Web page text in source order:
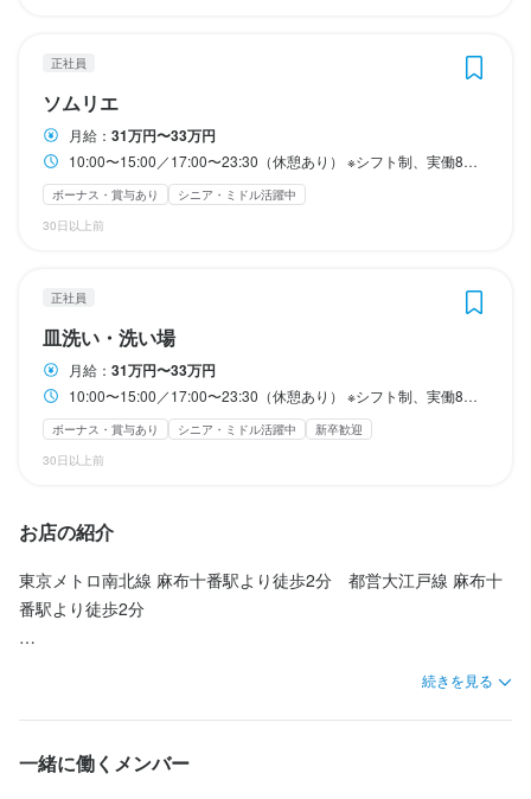
正社員
ソムリエ
月給： 31万円〜33万円
10:00〜15:00／17:00〜23:30（休憩あり） ※シフト制、実働8時間 ◎終電考慮いたします、ご安心ください！ ※プライベートや自分の時間を大切に・・・！ ディナーアップやランチアップなどの制度も取り入れており、 なるべく従業員がプライベートと両立出来る仕組みを常に考えております！
ボーナス・賞与あり
シニア・ミドル活躍中
30日以上前
正社員
皿洗い・洗い場
月給： 31万円〜33万円
10:00〜15:00／17:00〜23:30（休憩あり） ※シフト制、実働8時間 ◎終電考慮いたします、ご安心ください！ ※プライベートや自分の時間を大切に・・・！ ディナーアップやランチアップなどの制度も取り入れており、 なるべく従業員がプライベートと両立出来る仕組みを常に考えております！
ボーナス・賞与あり シニア・ミドル活躍中
新卒歓迎
30日以上前
お店の紹介
東京メトロ南北線 麻布十番駅より徒歩2分　都営大江戸線 麻布十
番駅より徒歩2分
名店が多いこの街で、あなたの潜在能力を存分に発揮してみませ
んか？
その挑戦が、自分自身の未来の価値をどんどん引き上げていくで
続きを見る
一緒に働くメンバー
■有給休暇
■年末年始休暇（6日間）
■お盆休暇（３日間）
■冠婚葬祭希望休暇
■誕生日希望休暇
す！
プライベートが充実してこそだと思っているので休む時は休んで
仕事で活躍してください！
月8日以上休みあり 夏季休暇あり
待遇
◆各種社会保険完備
◆交通費全額支給（上限3万円）
◆昇給随時
◆賞与年2回（2月／8月）
【手当】
◆家族手当（扶養家族1名につき月額3,000円）
◆近隣住宅手当（月額20,000円〜30,000円）※社内規定による
◆近隣住宅引っ越し支援制度（150,000円〜180,000円支給）※社
独立実績あり
特徴
未経験者歓迎 新卒歓迎
第二新卒歓迎
シニア・ミドル活躍中
女性活躍中 ブランクOK
採用予定10名以上
仕事内容
ニューヨークでフランス人がビストロをOPENしたら。がテーマ
のお洒落な空間は
アンティークとモダンが交差する空間。
そこでワインや接客、食材の知識を学びながら
賄いも本当に美味しく。テンションが上がりますよ！
スタッフも皆やさしく、明るいです。そんな仲間達と一緒に、
スキルを活かして、積極的に動いていただける環境です。
も可能です。
■有給休暇
■年末年始休暇（6日間）
■お盆休暇（３日間）
■冠婚葬祭希望休暇
■誕生日希望休暇
す！
プライベートが充実してこそだと思っているので休む時は休んで
仕事で活躍してください！
月8日以上休みあり 夏季休暇あり
待遇
◆各種社会保険完備
◆交通費全額支給（上限3万円）
◆昇給随時
◆賞与年2回（2月／8月）
【手当】
◆家族手当（扶養家族1名につき月額3,000円）
◆近隣住宅手当（月額20,000円〜30,000円）※社内規定による
◆近隣住宅引っ越し支援制度（150,000円〜180,000円支給）※社
特徴
学歴不問 未経験者歓迎 独立希望者歓迎 新卒歓迎
第二新卒歓迎
ブランクOK
駅チカ(徒歩5分以内)
採用予定10名以上
応募者全員と面接 面接1回
東京カレンダーにて「麻布の名店5軒」に選ばれたカジュアルビス
トロで
本格的な料理・食材の知識を学んでいただけます。
ライブ感がある、オープンキッチンにて
様々な見分のある宇喜多シェフと一緒に料理の基礎から
積極的に動いていただける環境です。
レベルに合わせてお任せするので、基礎から身につけていくこと
も可能です。
糧になるスキルを身に付けることができる環境に恵まれていま
■有給休暇
■年末年始休暇（6日間）
■お盆休暇（３日間）
■冠婚葬祭希望休暇
■誕生日希望休暇
す！
プライベートが充実してこそだと思っているので休む時は休んで
仕事で活躍してください！
月8日以上休みあり 夏季休暇あり
待遇
◆各種社会保険完備
◆交通費全額支給（上限3万円）
◆昇給随時
◆賞与年2回（2月／8月）
【手当】
◆家族手当（扶養家族1名につき月額3,000円）
◆近隣住宅手当（月額20,000円〜30,000円）※社内規定による
◆近隣住宅引っ越し支援制度（150,000円〜180,000円支給）※社
■有給休暇
■年末年始休暇（6日間）
■お盆休暇（３日間）
■冠婚葬祭希望休暇
■誕生日希望休暇
す！
プライベートが充実してこそだと思っているので休む時は休んで
仕事で活躍してください！
月8日以上休みあり 夏季休暇あり
待遇
◆各種社会保険完備
◆交通費全額支給（上限3万円）
◆昇給随時
◆賞与年2回（2月／8月）
【手当】
◆家族手当（扶養家族1名につき月額3,000円）
◆近隣住宅手当（月額20,000円〜30,000円）※社内規定による
◆近隣住宅引っ越し支援制度（150,000円〜180,000円支給）※社
■有給休暇
■年末年始休暇（6日間）
■お盆休暇（３日間）
■冠婚葬祭希望休暇
■誕生日希望休暇
す！
プライベートが充実してこそだと思っているので休む時は休んで
仕事で活躍してください！
月8日以上休みあり 夏季休暇あり
待遇
◆各種社会保険完備
◆交通費全額支給（上限3万円）
◆昇給随時
◆賞与年2回（2月／8月）
【手当】
◆家族手当（扶養家族1名につき月額3,000円）
◆近隣住宅手当（月額20,000円〜30,000円）※社内規定による
◆近隣住宅引っ越し支援制度（150,000円〜180,000円支給）※社